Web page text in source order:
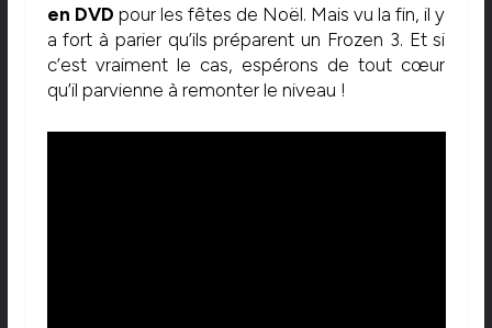
en DVD pour les fêtes de Noël. Mais vu la fin, il y
a fort à parier qu’ils préparent un Frozen 3. Et si
c’est vraiment le cas, espérons de tout cœur
qu’il parvienne à remonter le niveau !